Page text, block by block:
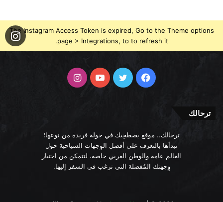
The Instagram Access Token is expired, Go to the Theme options
page > Integrations, to to refresh it.
فيسبوكتويتر يوتيوبانستقرام
ترحالك
ترحالك.. موقع يصطحِبك في جولة فريدة من نوعها؛
تبدأها بالتعرف على أفضل الوِجهات السياحية حول
العالم عامة والوطن العربي خاصة، لتتمكن من اختيار
وِجهتك المُفضلة التي ترغب في السفر إليها.